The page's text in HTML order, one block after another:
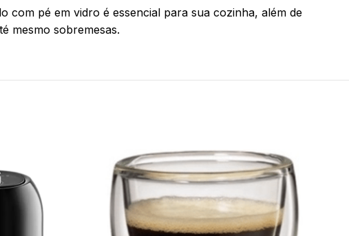
com pé em vidro é essencial para sua cozinha, além de
mesmo sobremesas.